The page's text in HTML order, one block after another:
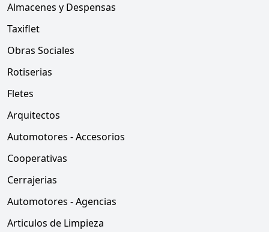
Almacenes y Despensas
Taxiflet
Obras Sociales
Rotiserias
Fletes
Arquitectos
Automotores - Accesorios
Cooperativas
Cerrajerias
Automotores - Agencias
Articulos de Limpieza